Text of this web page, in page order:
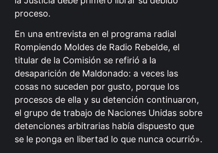
proceso.
En una entrevista en el programa radial
Rompiendo Moldes de Radio Rebelde, el
titular de la Comisión se refirió a la
desaparición de Maldonado: a veces las
cosas no suceden por gusto, porque los
procesos de ella y su detención continuaron,
el grupo de trabajo de Naciones Unidas sobre
detenciones arbitrarias había dispuesto que
se le ponga en libertad lo que nunca ocurrió».